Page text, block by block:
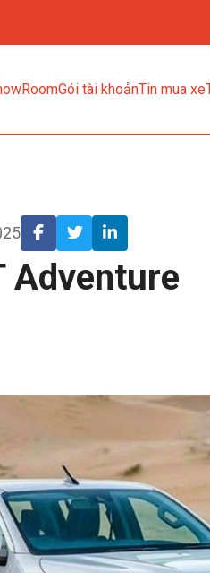
Gói tài khoảnTin mua xe
Adventure